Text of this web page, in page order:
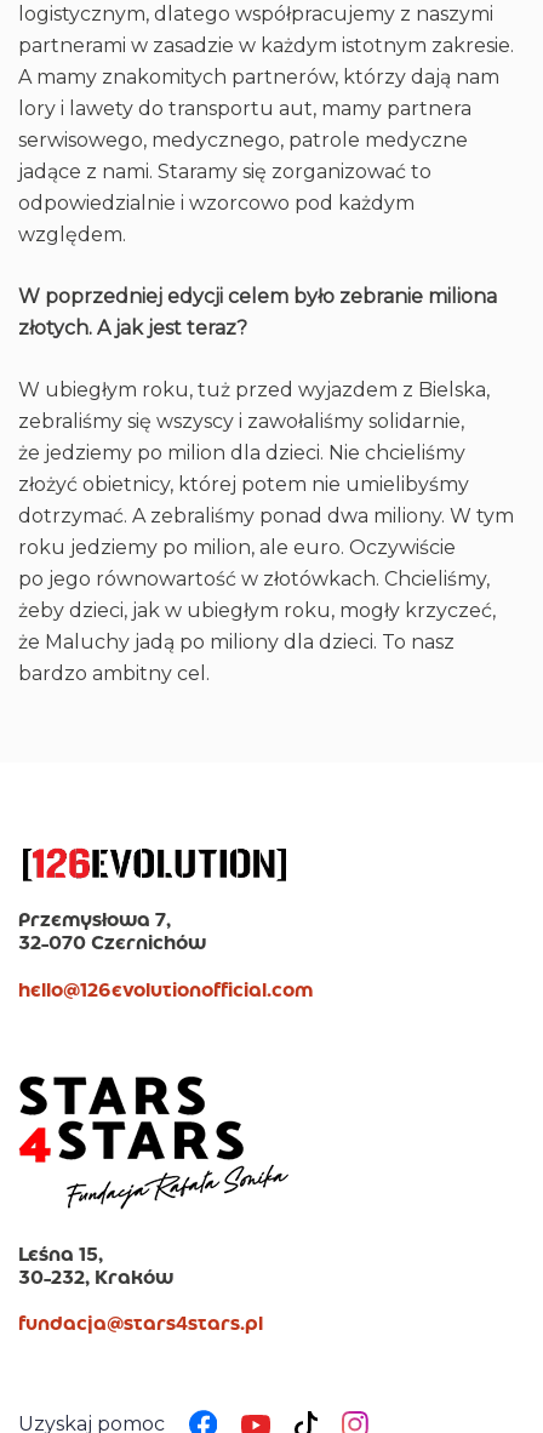
logistycznym, dlatego współpracujemy z naszymi
partnerami w zasadzie w każdym istotnym zakresie.
A mamy znakomitych partnerów, którzy dają nam
lory i lawety do transportu aut, mamy partnera
serwisowego, medycznego, patrole medyczne
jadące z nami. Staramy się zorganizować to
odpowiedzialnie i wzorcowo pod każdym
względem.
W poprzedniej edycji celem było zebranie miliona
złotych. A jak jest teraz?
W ubiegłym roku, tuż przed wyjazdem z Bielska,
zebraliśmy się wszyscy i zawołaliśmy solidarnie,
że jedziemy po milion dla dzieci. Nie chcieliśmy
złożyć obietnicy, której potem nie umielibyśmy
dotrzymać. A zebraliśmy ponad dwa miliony. W tym
roku jedziemy po milion, ale euro. Oczywiście
po jego równowartość w złotówkach. Chcieliśmy,
żeby dzieci, jak w ubiegłym roku, mogły krzyczeć,
że Maluchy jadą po miliony dla dzieci. To nasz
bardzo ambitny cel.
Przemysłowa 7,
32-070 Czernichów
hello@126evolutionofficial.com
Leśna 15,
30-232, Kraków
fundacja@stars4stars.pl
Uzyskaj pomoc